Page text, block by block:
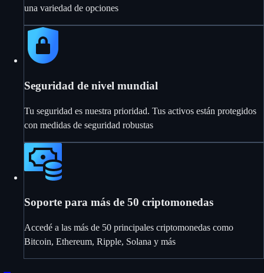
una variedad de opciones
Seguridad de nivel mundial
Tu seguridad es nuestra prioridad. Tus activos están protegidos
con medidas de seguridad robustas
Soporte para más de 50 criptomonedas
Accedé a las más de 50 principales criptomonedas como
Bitcoin, Ethereum, Ripple, Solana y más